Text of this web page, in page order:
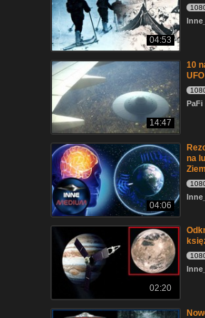
04:53
14:47
10
UFO
PaFi
04:06
na
02:20